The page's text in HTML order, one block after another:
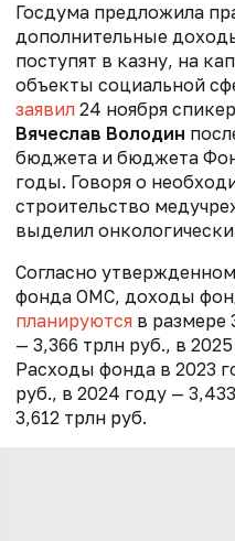
Госдума предложила
дополнительные
поступят в казну, на
объекты социальной
заявил 24 ноября
Вячеслав Володин
бюджета и бюджета
годы. Говоря о
строительство
выделил
Согласно
фонда ОМС, доходы
планируются в размере
— 3,366 трлн руб., в
Расходы фонда в 2023
руб., в 2024 году —
3,612 трлн руб.